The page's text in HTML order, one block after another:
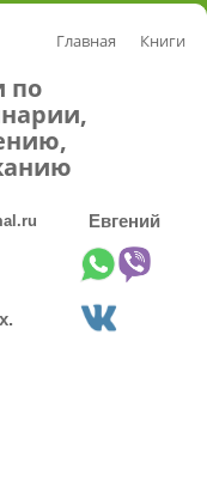
Главная Книги
по
Евгений